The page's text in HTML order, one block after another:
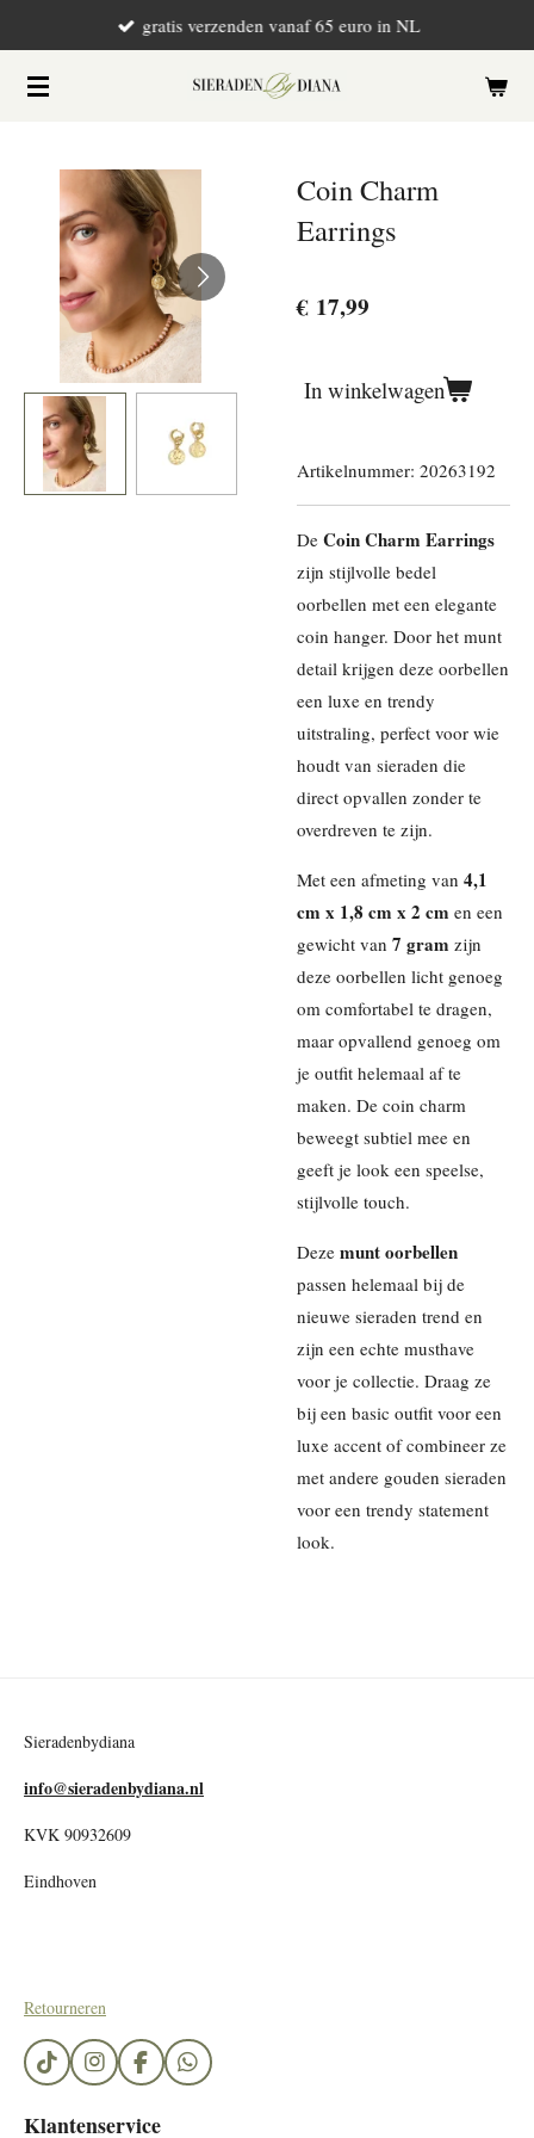
naar
gratis verzenden vanaf 65 euro in NL
Coin Charm
Earrings
€ 17,99
In winkelwagen
Artikelnummer: 20263192
De Coin Charm Earrings
zijn stijlvolle bedel
oorbellen met een elegante
coin hanger. Door het munt
detail krijgen deze oorbellen
een luxe en trendy
uitstraling, perfect voor wie
houdt van sieraden die
direct opvallen zonder te
overdreven te zijn.
Met een afmeting van 4,1
cm x 1,8 cm x 2 cm en een
gewicht van 7 gram zijn
deze oorbellen licht genoeg
om comfortabel te dragen,
maar opvallend genoeg om
je outfit helemaal af te
maken. De coin charm
beweegt subtiel mee en
geeft je look een speelse,
stijlvolle touch.
Deze munt oorbellen
passen helemaal bij de
nieuwe sieraden trend en
zijn een echte musthave
voor je collectie. Draag ze
bij een basic outfit voor een
luxe accent of combineer ze
met andere gouden sieraden
voor een trendy statement
look.
Sieradenbydiana
info@sieradenbydiana.nl
KVK 90932609
Eindhoven
Retourneren
T
i
I
n
F
a
c
W
h
Klantenservice